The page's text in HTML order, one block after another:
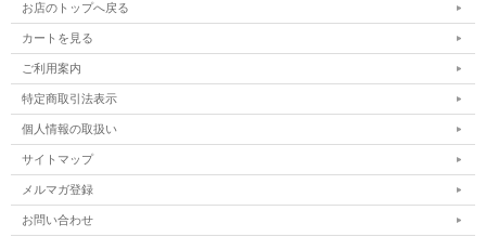
お店のトップへ戻る
カートを見る
ご利用案内
特定商取引法表示
個人情報の取扱い
サイトマップ
メルマガ登録
お問い合わせ